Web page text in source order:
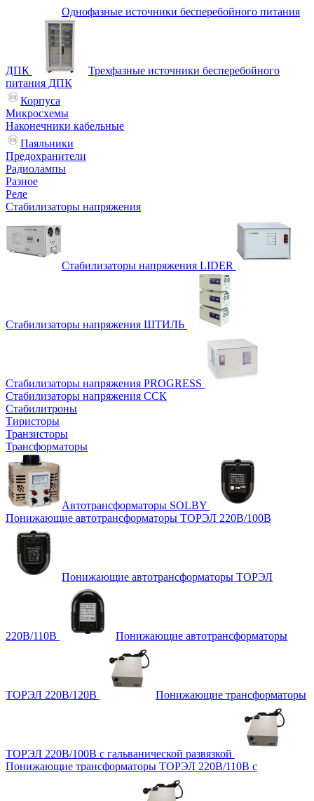
Однофазные источники бесперебойного питания
ДПК
Трехфазные источники бесперебойного
питания ДПК
Корпуса
Микросхемы
Наконечники кабельные
Паяльники
Предохранители
Радиолампы
Разное
Реле
Стабилизаторы напряжения
Стабилизаторы напряжения LIDER
Стабилизаторы напряжения ШТИЛЬ
Стабилизаторы напряжения PROGRESS
Стабилизаторы напряжения ССК
Стабилитроны
Тиристоры
Транзисторы
Трансформаторы
Автотрансформаторы SOLBY
Понижающие автотрансформаторы ТОРЭЛ 220В/100В
Понижающие автотрансформаторы ТОРЭЛ
220В/110В Понижающие автотрансформаторы
ТОРЭЛ 220В/120В Понижающие трансформаторы
ТОРЭЛ 220В/100В с гальванической развязкой
Понижающие трансформаторы ТОРЭЛ 220В/110В с